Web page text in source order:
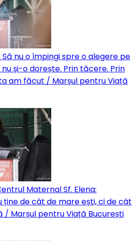
Să nu o împingi spre o alegere pe
și-o dorește. Prin tăcere. Prin
am făcut / Marșul pentru Viață
Maternal Sf. Elena:
ține de cât de mare ești, ci de cât
/ Marșul pentru Viață București